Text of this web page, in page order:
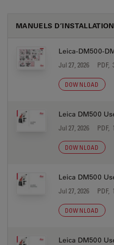
MANUELS D’INSTALLATION
Leica-DM500-
Jul 27, 2026 PDF,
DOWNLOAD
Leica DM500
Jul 27, 2026 PDF,
DOWNLOAD
Leica DM500
Jul 27, 2026 PDF,
DOWNLOAD
Leica DM500